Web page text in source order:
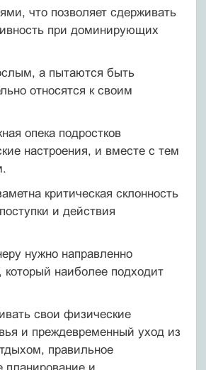
что позволяет сдерживать
при доминирующих
а пытаются быть
относятся к своим
опека подростков
настроения, и вместе с тем
критическая склонность
и действия
нужно направленно
который наиболее подходит
свои физические
и преждевременный уход из
правильное